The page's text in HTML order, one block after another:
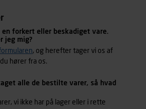
en forkert eller beskadiget vare.
jeg mig?
, og herefter tager vi os af
hører fra os.
alle de bestilte varer, så hvad
vi ikke har på lager eller i rette